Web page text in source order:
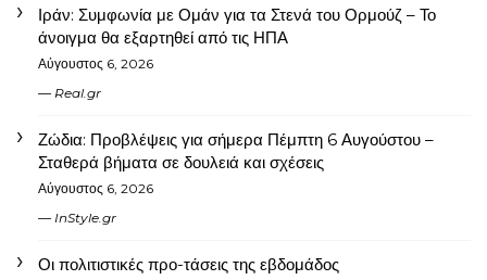
Ιράν: Συμφωνία με Ομάν για τα Στενά του Ορμούζ – Το
άνοιγμα θα εξαρτηθεί από τις ΗΠΑ
Αύγουστος 6, 2026
Real.gr
Ζώδια: Προβλέψεις για σήμερα Πέμπτη 6 Αυγούστου –
Σταθερά βήματα σε δουλειά και σχέσεις
Αύγουστος 6, 2026
InStyle.gr
Οι πολιτιστικές προ-τάσεις της εβδομάδος